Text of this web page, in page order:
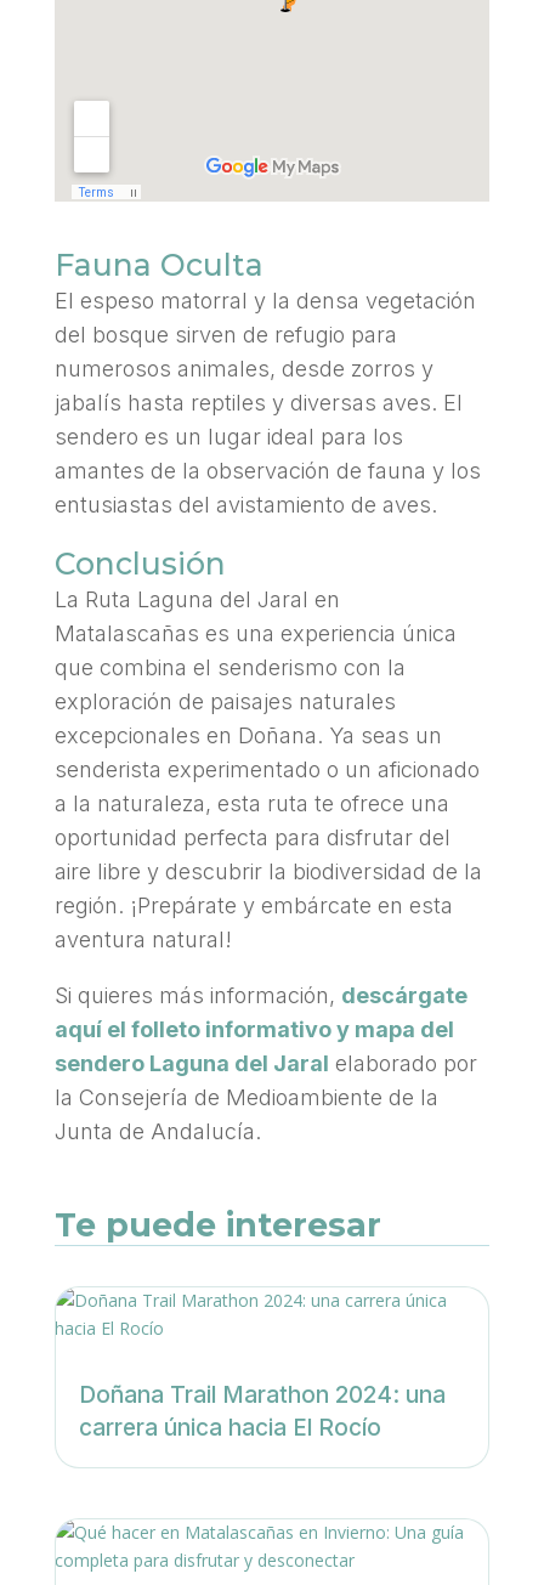
Fauna Oculta
El espeso matorral y la densa vegetación
del bosque sirven de refugio para
numerosos animales, desde zorros y
jabalís hasta reptiles y diversas aves. El
sendero es un lugar ideal para los
amantes de la observación de fauna y los
entusiastas del avistamiento de aves.
Conclusión
La Ruta Laguna del Jaral en
Matalascañas es una experiencia única
que combina el senderismo con la
exploración de paisajes naturales
excepcionales en Doñana. Ya seas un
senderista experimentado o un aficionado
a la naturaleza, esta ruta te ofrece una
oportunidad perfecta para disfrutar del
aire libre y descubrir la biodiversidad de la
región. ¡Prepárate y embárcate en esta
aventura natural!
Si quieres más información, descárgate
aquí el folleto informativo y mapa del
sendero Laguna del Jaral elaborado por
la Consejería de Medioambiente de la
Junta de Andalucía.
Te puede interesar
Doñana Trail Marathon 2024: una
carrera única hacia El Rocío